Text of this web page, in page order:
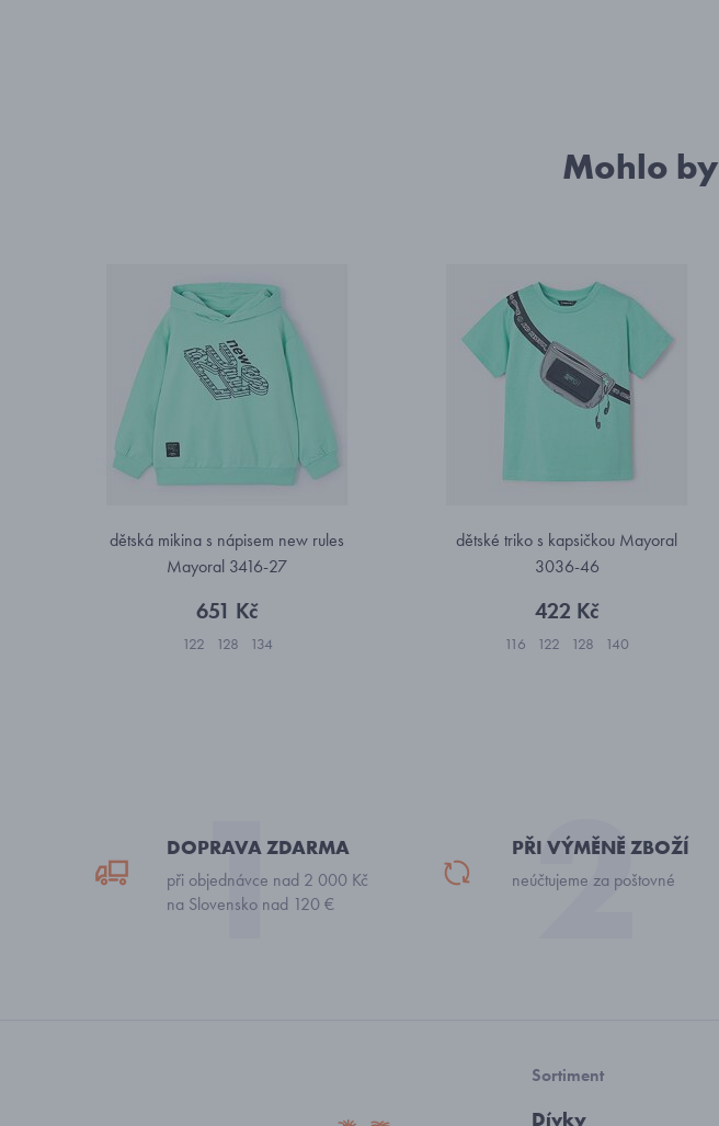
Mohlo
dětská mikina s nápisem new rules
Mayoral 3416-27
651 Kč
122 128 134
dětské triko s kapsičkou Mayoral
3036-46
422 Kč
116 122 128 140
DOPRAVA ZDARMA
při objednávce nad 2 000 Kč
na Slovensko nad 120 €
PŘI VÝMĚNĚ ZBOŽÍ
neúčtujeme za poštovné
Sortiment
Dívky